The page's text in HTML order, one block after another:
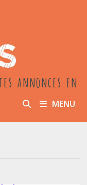
annonces en
MENU